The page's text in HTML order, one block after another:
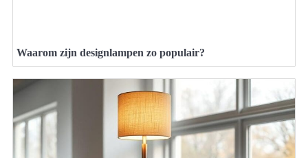
Waarom zijn designlampen zo populair?